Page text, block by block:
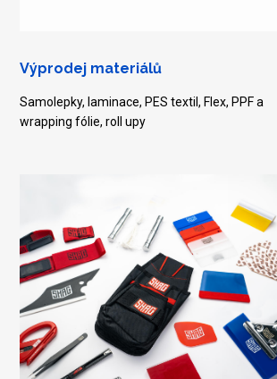
Výprodej materiálů
Samolepky, laminace, PES textil, Flex, PPF a
wrapping fólie, roll upy